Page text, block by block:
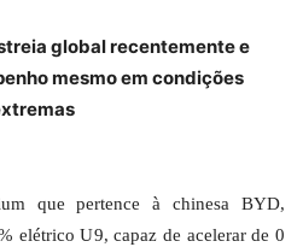
global recentemente e
mesmo em condições
que pertence à chinesa BYD,
elétrico U9, capaz de acelerar de 0